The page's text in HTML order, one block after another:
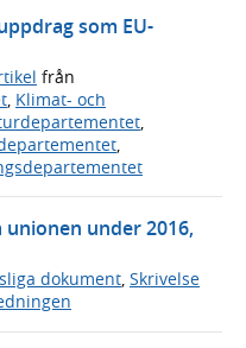
som EU-
från
Klimat- och
under 2016,
dokument, Skrivelse